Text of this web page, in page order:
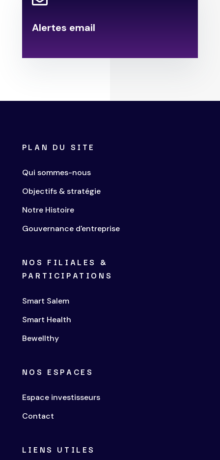
Alertes email
PLAN DU SITE
Qui sommes-nous
Objectifs & stratégie
Notre Histoire
Gouvernance d'entreprise
NOS FILIALES &
PARTICIPATIONS
Smart Salem
Smart Health
Bewellthy
NOS ESPACES
Espace investisseurs
Contact
LIENS UTILES